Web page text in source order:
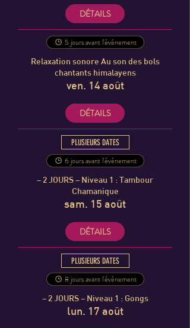
DÉTAILS
5 jours avant l'événement
Relaxation sonore Au son des bols
chantants himalayens
ven. 14 août
DÉTAILS
PLUSIEURS DATES
6 jours avant l'événement
– 2 JOURS – Niveau 1 : Tambour
Chamanique
sam. 15 août
DÉTAILS
PLUSIEURS DATES
8 jours avant l'événement
– 2 JOURS – Niveau 1 : Gongs
lun. 17 août